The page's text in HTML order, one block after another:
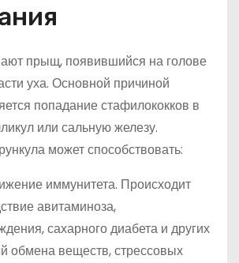
прыщ, появившийся на голове
уха. Основной причиной
попадание стафилококков в
или сальную железу.
может способствовать:
иммунитета. Происходит
авитаминоза,
сахарного диабета и других
обмена веществ, стрессовых